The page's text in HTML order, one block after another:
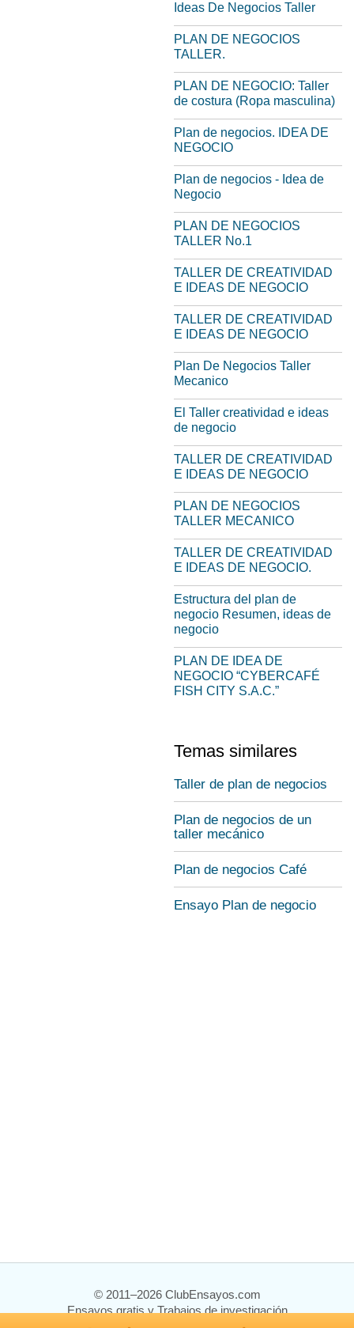
Ideas De Negocios Taller
PLAN DE NEGOCIOS
TALLER.
PLAN DE NEGOCIO: Taller
de costura (Ropa masculina)
Plan de negocios. IDEA DE
NEGOCIO
Plan de negocios - Idea de
Negocio
PLAN DE NEGOCIOS
TALLER No.1
TALLER DE CREATIVIDAD
E IDEAS DE NEGOCIO
TALLER DE CREATIVIDAD
E IDEAS DE NEGOCIO
Plan De Negocios Taller
Mecanico
El Taller creatividad e ideas
de negocio
TALLER DE CREATIVIDAD
E IDEAS DE NEGOCIO
PLAN DE NEGOCIOS
TALLER MECANICO
TALLER DE CREATIVIDAD
E IDEAS DE NEGOCIO.
Estructura del plan de
negocio Resumen, ideas de
negocio
PLAN DE IDEA DE
NEGOCIO “CYBERCAFÉ
FISH CITY S.A.C.”
Temas similares
Taller de plan de negocios
Plan de negocios de un
taller mecánico
Plan de negocios Café
Ensayo Plan de negocio
© 2011–2026 ClubEnsayos.com
Ensayos gratis y Trabajos de investigación